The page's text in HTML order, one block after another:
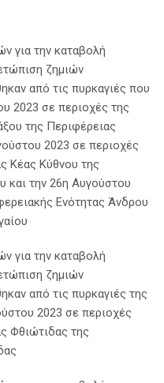
για την καταβολή
ζημιών
από τις πυρκαγιές που
2023 σε περιοχές της
της Περιφέρειας
2023 σε περιοχές
Κέας Κύθνου της
και την 26η Αυγούστου
Ενότητας Άνδρου
για την καταβολή
ζημιών
από τις πυρκαγιές της
2023 σε περιοχές
Φθιώτιδας της